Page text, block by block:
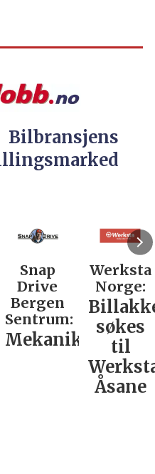
Bilbransjens
Snap
Drive
Bergen
Sentrum:
Mekaniker
Werksta
Norge:
søkes
til
Åsane